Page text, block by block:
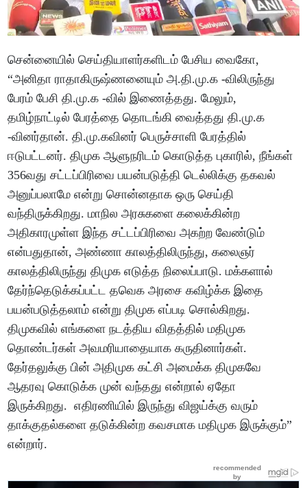
சென்னையில் செய்தியாளர்களிடம் பேசிய வைகோ,
“அனிதா ராதாகிருஷ்ணனையும் அ.தி.மு.க -விலிருந்து
பேரம் பேசி தி.மு.க -வில் இணைத்தது. மேலும்,
தமிழ்நாட்டில் பேரத்தை தொடங்கி வைத்தது தி.மு.க
-வினர்தான். தி.மு.கவினர் பெருச்சாளி பேரத்தில்
ஈடுபட்டனர். திமுக ஆளுநரிடம் கொடுத்த புகாரில், நீங்கள்
356வது சட்டப்பிரிவை பயன்படுத்தி டெல்லிக்கு தகவல்
அனுப்பலாமே என்று சொன்னதாக ஒரு செய்தி
வந்திருக்கிறது. மாநில அரசுகளை கலைக்கின்ற
அதிகாரமுள்ள இந்த சட்டப்பிரிவை அகற்ற வேண்டும்
என்பதுதான், அண்ணா காலத்திலிருந்து, கலைஞர்
காலத்திலிருந்து திமுக எடுத்த நிலைப்பாடு. மக்களால்
தேர்ந்தெடுக்கப்பட்ட தவெக அரசை கவிழ்க்க இதை
பயன்படுத்தலாம் என்று திமுக எப்படி சொல்கிறது.
திமுகவில் எங்களை நடத்திய விதத்தில் மதிமுக
தொண்டர்கள் அவமரியாதையாக கருதினார்கள்.
தேர்தலுக்கு பின் அதிமுக கட்சி அமைக்க திமுகவே
ஆதரவு கொடுக்க முன் வந்தது என்றால் ஏதோ
இருக்கிறது. எதிரணியில் இருந்து விஜய்க்கு வரும்
தாக்குதல்களை தடுக்கின்ற கவசமாக மதிமுக இருக்கும்”
என்றார்.